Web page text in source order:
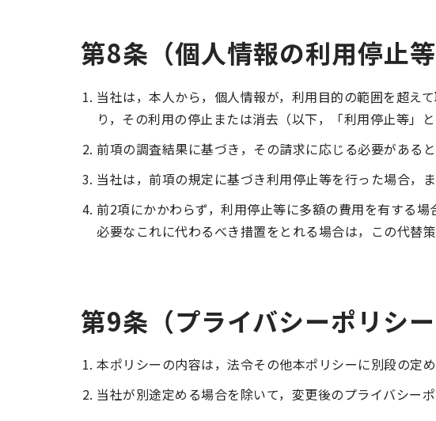
第8条（個人情報の利用停止等
当社は，本人から，個人情報が，利用目的の範囲を超え
り，その利用の停止または消去（以下，「利用停止等」
前項の調査結果に基づき，その請求に応じる必要がある
当社は，前項の規定に基づき利用停止等を行った場合，
前2項にかかわらず，利用停止等に多額の費用を有する
必要なこれに代わるべき措置をとれる場合は，この代替策
第9条（プライバシーポリシー
本ポリシーの内容は，法令その他本ポリシーに別段の定
当社が別途定める場合を除いて，変更後のプライバシー